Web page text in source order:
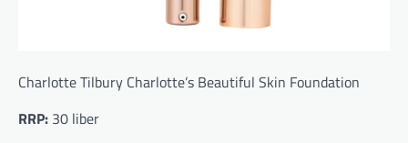
Charlotte Tilbury Charlotte’s Beautiful Skin Foundation
RRP: 30 liber